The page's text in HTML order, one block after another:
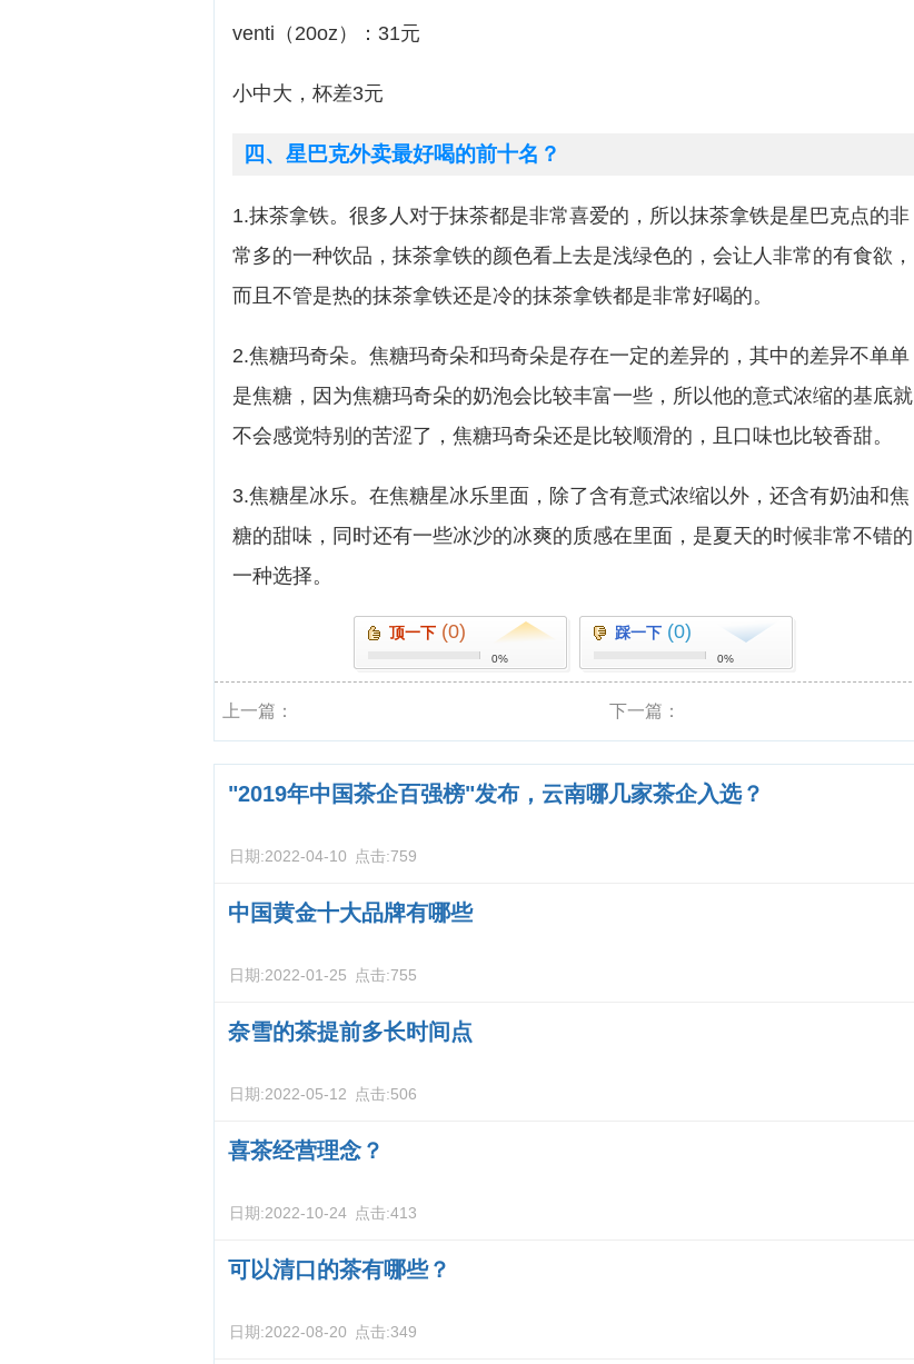
venti（20oz）：31元
小中大，杯差3元
四、星巴克外卖最好喝的前十名？
1.抹茶拿铁。很多人对于抹茶都是非常喜爱的，所以抹茶拿铁是星巴克点的非
常多的一种饮品，抹茶拿铁的颜色看上去是浅绿色的，会让人非常的有食欲，
而且不管是热的抹茶拿铁还是冷的抹茶拿铁都是非常好喝的。
2.焦糖玛奇朵。焦糖玛奇朵和玛奇朵是存在一定的差异的，其中的差异不单单
是焦糖，因为焦糖玛奇朵的奶泡会比较丰富一些，所以他的意式浓缩的基底就
不会感觉特别的苦涩了，焦糖玛奇朵还是比较顺滑的，且口味也比较香甜。
3.焦糖星冰乐。在焦糖星冰乐里面，除了含有意式浓缩以外，还含有奶油和焦
糖的甜味，同时还有一些冰沙的冰爽的质感在里面，是夏天的时候非常不错的
一种选择。
顶一下 (0)
0%
踩一下 (0)
0%
上一篇： 下一篇：
"2019年中国茶企百强榜"发布，云南哪几家茶企入选？
日期:2022-04-10 点击:759
中国黄金十大品牌有哪些
日期:2022-01-25 点击:755
奈雪的茶提前多长时间点
日期:2022-05-12 点击:506
喜茶经营理念？
日期:2022-10-24 点击:413
可以清口的茶有哪些？
日期:2022-08-20 点击:349